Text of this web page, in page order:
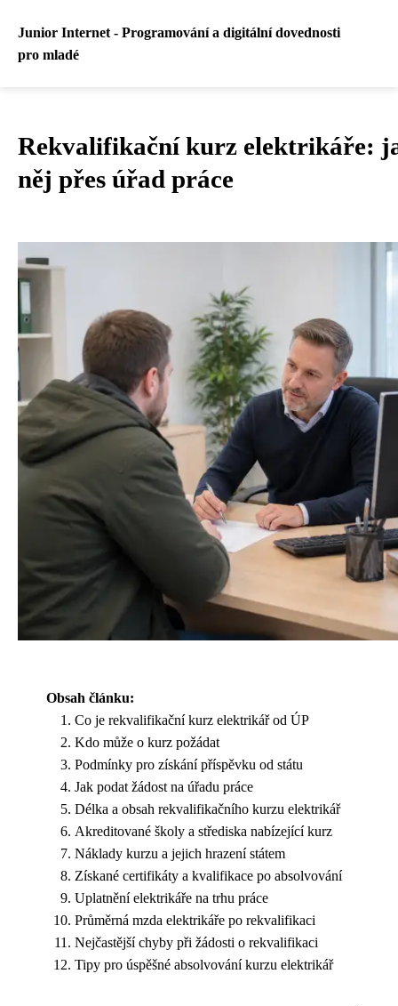
Junior Internet - Programování a digitální dovednosti
pro mladé
Rekvalifikační kurz elektrikáře:
něj přes úřad práce
Obsah článku:
Co je rekvalifikační kurz elektrikář od ÚP
Kdo může o kurz požádat
Podmínky pro získání příspěvku od státu
Jak podat žádost na úřadu práce
Délka a obsah rekvalifikačního kurzu elektrikář
Akreditované školy a střediska nabízející kurz
Náklady kurzu a jejich hrazení státem
Získané certifikáty a kvalifikace po absolvování
Uplatnění elektrikáře na trhu práce
Průměrná mzda elektrikáře po rekvalifikaci
Nejčastější chyby při žádosti o rekvalifikaci
Tipy pro úspěšné absolvování kurzu elektrikář